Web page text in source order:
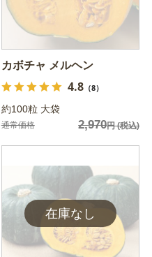
カボチャ メルヘン
4.8（8）
約100粒 大袋
通常価格 2,970円(税込)